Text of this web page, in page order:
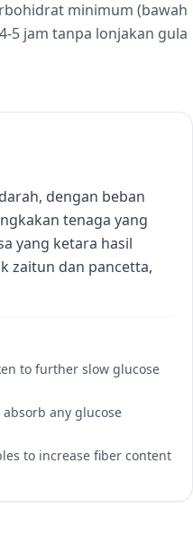
minimum (bawah
5 jam tanpa lonjakan gula
dengan beban
tenaga yang
yang ketara hasil
zaitun dan pancetta,
to further slow glucose
any glucose
to increase fiber content